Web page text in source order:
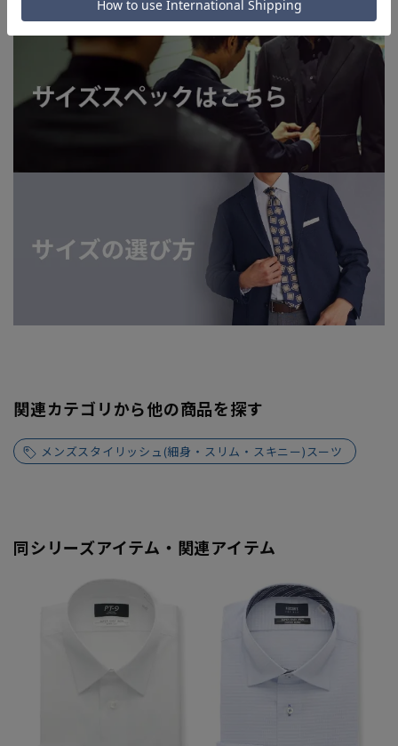
関連カテゴリから他の商品を探す
メンズスタイリッシュ(細身・スリム・スキニー)スーツ
同シリーズアイテム・関連アイテム